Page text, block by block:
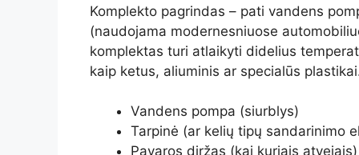
Komplekto pagrindas – pati vandens
(naudojama modernesniuose
komplektas turi atlaikyti didelius
kaip ketus, aliuminis ar specialūs
Vandens pompa (siurblys)
Tarpinė (ar kelių tipų sandarinimo
Pavaros diržas (kai kuriais atvejais)